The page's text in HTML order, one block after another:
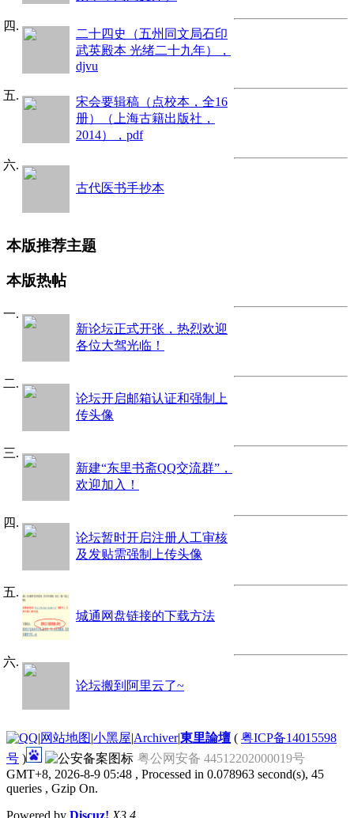
二十四史（五州同文局石印
武英殿本 光绪二十九年），
djvu
宋会要辑稿（点校本，全16
册）（上海古籍出版社，
2014），pdf
古代医书手抄本
本版推荐主题
本版热帖
新论坛正式开张，热烈欢迎
各位大驾光临！
论坛开启邮箱认证和强制上
传头像
新建“东里书斋QQ交流群”，
欢迎加入！
论坛暂时开启注册人工审核
及发贴需强制上传头像
城通网盘链接的下载方法
论坛搬到阿里云了~
|网站地图|小黑屋|Archiver|東里論壇 ( 粤ICP备14015598
号 )
粤公网安备 44512202000019号
GMT+8, 2026-8-9 05:48 , Processed in 0.078963 second(s), 45
queries , Gzip On.
Powered by Discuz! X3.4